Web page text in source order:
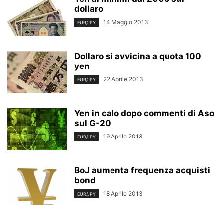
dollaro
EUR/JPY 14 Maggio 2013
Dollaro si avvicina a quota 100
yen
EUR/JPY 22 Aprile 2013
Yen in calo dopo commenti di Aso
sul G-20
EUR/JPY 19 Aprile 2013
BoJ aumenta frequenza acquisti
bond
EUR/JPY 18 Aprile 2013